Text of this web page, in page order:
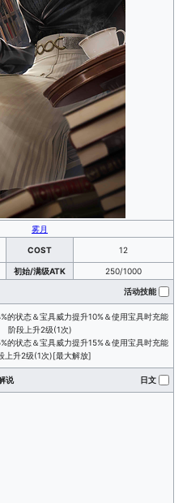
雾月
COST 12
初始/满级ATK 250/1000
活动技能
的状态＆宝具威力提升10%＆使用宝具时充能
阶段上升2级(1次)
的状态＆宝具威力提升15%＆使用宝具时充能
上升2级(1次)[最大解放]
说 日文